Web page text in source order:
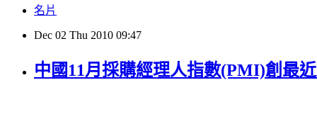
名片
Dec 02 Thu 2010 09:47
中國11月採購經理人指數(PMI)創最近